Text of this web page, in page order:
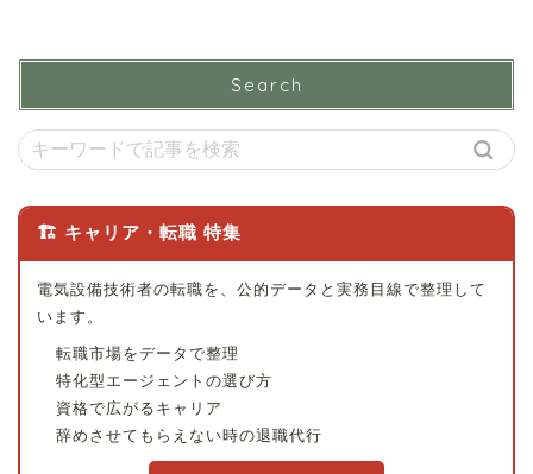
Search
🏗 キャリア・転職 特集
電気設備技術者の転職を、公的データと実務目線で整理して
います。
転職市場をデータで整理
特化型エージェントの選び方
資格で広がるキャリア
辞めさせてもらえない時の退職代行